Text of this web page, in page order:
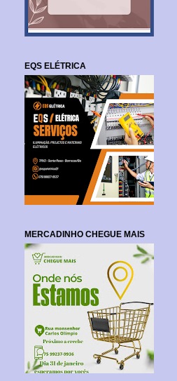
EQS ELÉTRICA
MERCADINHO CHEGUE MAIS